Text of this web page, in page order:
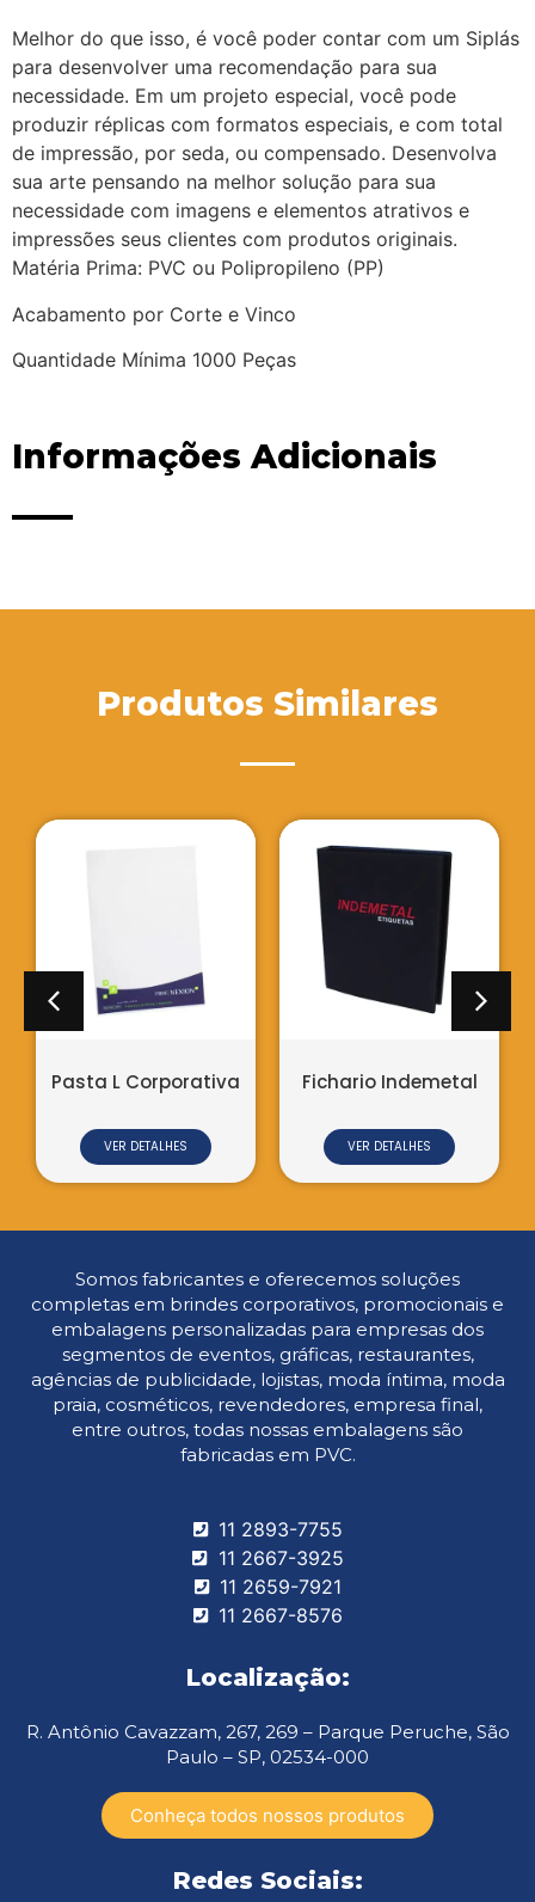
Melhor do que isso, é você poder contar com um Siplás
para desenvolver uma recomendação para sua
necessidade. Em um projeto especial, você pode
produzir réplicas com formatos especiais, e com total
de impressão, por seda, ou compensado. Desenvolva
sua arte pensando na melhor solução para sua
necessidade com imagens e elementos atrativos e
impressões seus clientes com produtos originais.
Matéria Prima: PVC ou Polipropileno (PP)
Acabamento por Corte e Vinco
Quantidade Mínima 1000 Peças
Informações Adicionais
Produtos Similares
Pasta L Corporativa
VER DETALHES
Fichario Indemetal
VER DETALHES
11 2893-7755
11 2667-3925
11 2659-7921
11 2667-8576
Localização:
R. Antônio Cavazzam, 267, 269 – Parque Peruche, São
Paulo – SP, 02534-000
Conheça todos nossos produtos
Somos fabricantes e oferecemos soluções
completas em brindes corporativos, promocionais e
embalagens personalizadas para empresas dos
segmentos de eventos, gráficas, restaurantes,
agências de publicidade, lojistas, moda íntima, moda
praia, cosméticos, revendedores, empresa final,
entre outros, todas nossas embalagens são
fabricadas em PVC.
Redes Sociais: